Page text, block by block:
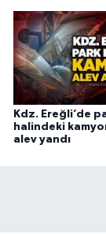
Kdz. Ereğli’de
halindeki
alev yandı